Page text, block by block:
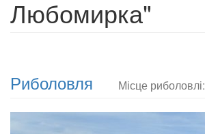
Любомирка"
Риболовля Місце риболовлі: